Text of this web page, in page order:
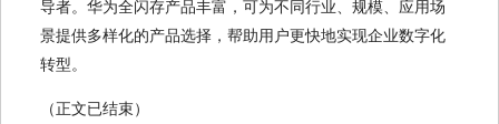
导者。华为全闪存产品丰富，可为不同行业、规模、应用场
景提供多样化的产品选择，帮助用户更快地实现企业数字化
转型。
（正文已结束）